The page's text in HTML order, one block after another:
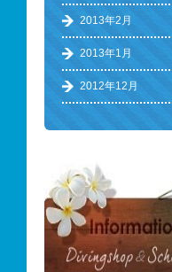
2013年2月
2013年1月
2012年12月